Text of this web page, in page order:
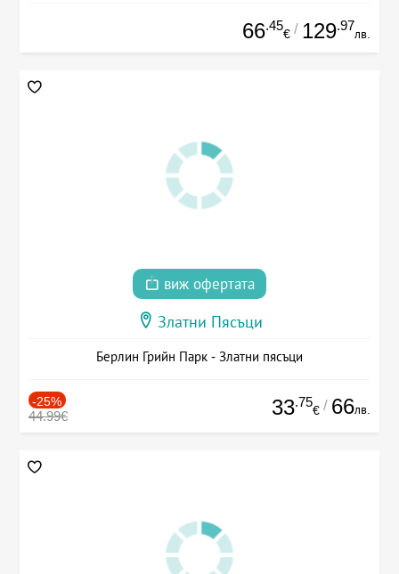
66.45
€ / 129.97
лв.
виж офертата
Златни Пясъци
Берлин Грийн Парк - Златни пясъци
-25%
44.99€ 33.75
€ / 66лв.